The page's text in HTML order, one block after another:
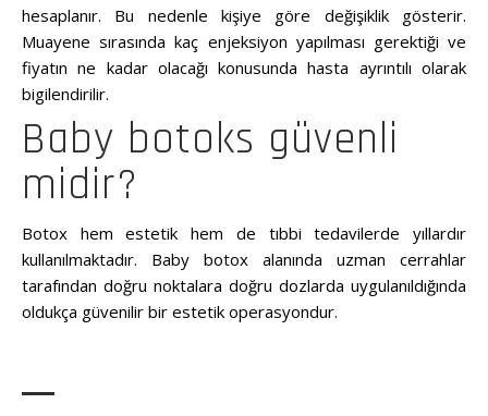
hesaplanır. Bu nedenle kişiye göre değişiklik gösterir.
Muayene sırasında kaç enjeksiyon yapılması gerektiği ve
fiyatın ne kadar olacağı konusunda hasta ayrıntılı olarak
bigilendirilir.
Baby botoks güvenli
midir?
Botox hem estetik hem de tıbbi tedavilerde yıllardır
kullanılmaktadır. Baby botox alanında uzman cerrahlar
tarafından doğru noktalara doğru dozlarda uygulanıldığında
oldukça güvenilir bir estetik operasyondur.